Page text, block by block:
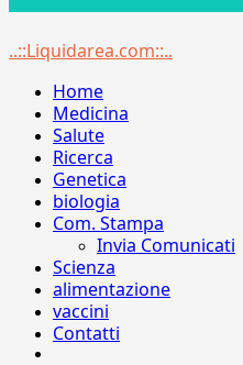
Menu
..::Liquidarea.com::..
Home
Medicina
Salute
Ricerca
Genetica
biologia
Com. Stampa
Invia Comunicati
Scienza
alimentazione
vaccini
Contatti